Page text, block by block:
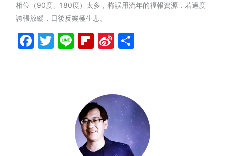
相位（90度、180度）太多，將誤用流年的福報資源，若過度
誇張放縱，日後反樂極生悲。
Facebook
Twitter
LineFlipboard
Sina